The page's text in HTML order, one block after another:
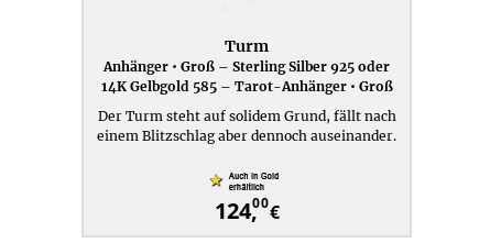
Turm
Anhänger • Groß – Sterling Silber 925 oder
14K Gelbgold 585 – Tarot-Anhänger • Groß
Der Turm steht auf solidem Grund, fällt nach
einem Blitzschlag aber dennoch auseinander.
124,00€